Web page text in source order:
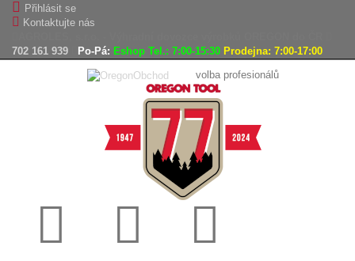
Přihlásit se
Kontaktujte nás
702 161 939
Po-Pá: Eshop Tel.: 7:00-15:30 Prodejna: 7:00-17:00
volba profesionálů